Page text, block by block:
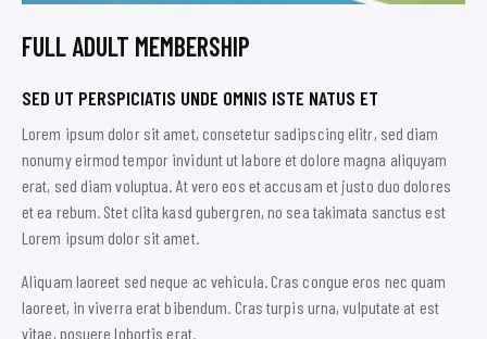
FULL ADULT MEMBERSHIP
SED UT PERSPICIATIS UNDE OMNIS ISTE NATUS ET
Lorem ipsum dolor sit amet, consetetur sadipscing elitr, sed diam
nonumy eirmod tempor invidunt ut labore et dolore magna aliquyam
erat, sed diam voluptua. At vero eos et accusam et justo duo dolores
et ea rebum. Stet clita kasd gubergren, no sea takimata sanctus est
Lorem ipsum dolor sit amet.
Aliquam laoreet sed neque ac vehicula. Cras congue eros nec quam
laoreet, in viverra erat bibendum. Cras turpis urna, vulputate at est
vitae, posuere lobortis erat.